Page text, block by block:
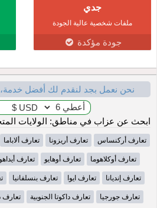
جدي
ملفات شخصية عالية الجودة
جودة مؤكدة
نحن نعمل بجد لنقدم لك أفضل
ابحث عن عزاب في مناطق: الولايات
تعارف أركنساس تعارف أريزونا تعارف ألاباما
تعارف أوكلاهوما تعارف أوهايو تعارف أيداهو
تعارف إنديانا تعارف ايوا تعارف بنسلفانيا
تعارف جورجيا تعارف داكوتا الجنوبية تعارف